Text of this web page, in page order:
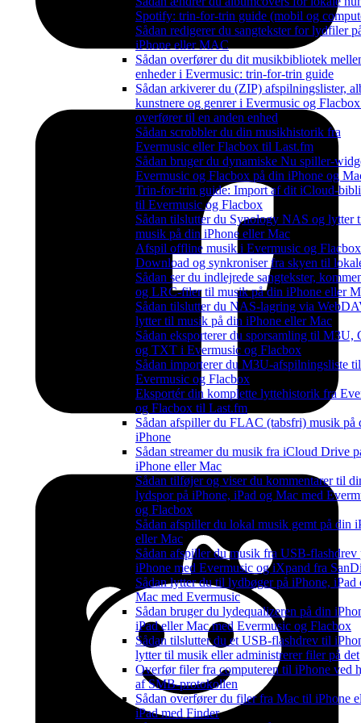
Spotify: trin-for-trin guide (mobil og
Sådan redigerer du sangtekster for lydfiler
iPhone eller MAC
Sådan overfører du dit musikbibliotek
enheder i Evermusic: trin-for-trin guide
Sådan arkiverer du (ZIP) afspilningslister,
kunstnere og genrer i Evermusic og
overfører til en anden enhed
Sådan scrobbler du din musikhistorik fra
Evermusic eller Flacbox til Last.fm
Sådan bruger du dynamiske Nu spiller-
Evermusic og Flacbox på din iPhone og
Trin-for-trin guide: Import af dit iCloud-
til Evermusic og Flacbox
Sådan tilslutter du Synology NAS og lytter
musik på din iPhone eller Mac
Afspil offline musik i Evermusic og
Download og synkroniser fra skyen til
Sådan ser du indlejrede sangtekster,
og LRC-filer til musik på din iPhone eller
Sådan tilslutter du NAS-lagring via
lytter til musik på din iPhone eller Mac
Sådan eksporterer du sporsamling til M3U,
og TXT i Evermusic og Flacbox
Sådan importerer du M3U-afspilningsliste til
Evermusic og Flacbox
Eksportér din komplette lyttehistorik fra
og Flacbox til Last.fm
Sådan afspiller du FLAC (tabsfri) musik på
iPhone
Sådan streamer du musik fra iCloud Drive
iPhone eller Mac
Sådan tilføjer og viser du kommentarer til
lydspor på iPhone, iPad og Mac med
og Flacbox
Sådan afspiller du lokal musik gemt på din
eller Mac
Sådan afspiller du musik fra USB-flashdrev
iPhone med Evermusic og iXpand fra
Sådan lytter du til lydbøger på iPhone, iPad
Mac med Evermusic
Sådan bruger du lydequalizeren på din
iPad eller Mac med Evermusic og Flacbox
Sådan tilslutter du et USB-flashdrev til
lytter til musik eller administrerer filer på det
Overfør filer fra computeren til iPhone ved
af SMB-protokollen
Sådan overfører du filer fra Mac til iPhone
iPad med Finder